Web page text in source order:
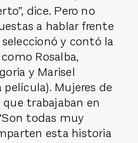
dice. Pero no
a hablar frente
y contó la
Rosalba,
y Marisel
Mujeres de
trabajaban en
todas muy
esta historia